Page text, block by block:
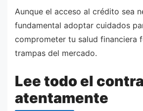
Aunque el acceso al crédito sea
fundamental adoptar cuidados
comprometer tu salud financiera
trampas del mercado.
Lee todo el
atentamente